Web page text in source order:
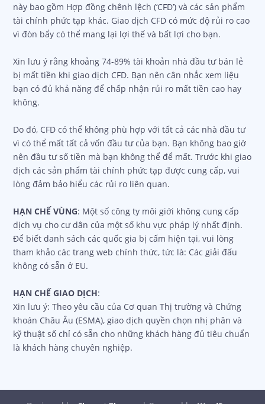
này bao gồm Hợp đồng chênh lệch (‘CFD’) và các sản phẩm
tài chính phức tạp khác. Giao dịch CFD có mức độ rủi ro cao
vì đòn bẩy có thể mang lại lợi thế và bất lợi cho bạn.
Xin lưu ý rằng khoảng 74-89% tài khoản nhà đầu tư bán lẻ
bị mất tiền khi giao dịch CFD. Bạn nên cân nhắc xem liệu
bạn có đủ khả năng để chấp nhận rủi ro mất tiền cao hay
không.
Do đó, CFD có thể không phù hợp với tất cả các nhà đầu tư
vì có thể mất tất cả vốn đầu tư của bạn. Bạn không bao giờ
nên đầu tư số tiền mà bạn không thể để mất. Trước khi giao
dịch các sản phẩm tài chính phức tạp được cung cấp, vui
lòng đảm bảo hiểu các rủi ro liên quan.
HẠN CHẾ VÙNG: Một số công ty môi giới không cung cấp
dịch vụ cho cư dân của một số khu vực pháp lý nhất định.
Để biết danh sách các quốc gia bị cấm hiện tại, vui lòng
tham khảo các trang web chính thức, tức là: Các giải đấu
không có sẵn ở EU.
HẠN CHẾ GIAO DỊCH:
Xin lưu ý: Theo yêu cầu của Cơ quan Thị trường và Chứng
khoán Châu Âu (ESMA), giao dịch quyền chọn nhị phân và
kỹ thuật số chỉ có sẵn cho những khách hàng đủ tiêu chuẩn
là khách hàng chuyên nghiệp.